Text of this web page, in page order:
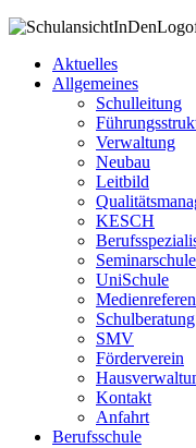
Aktuelles
Allgemeines
Schulleitung
Verwaltung
Neubau
Leitbild
KESCH
Seminarschule
UniSchule
Schulberatung
SMV
Förderverein
Kontakt
Anfahrt
Berufsschule